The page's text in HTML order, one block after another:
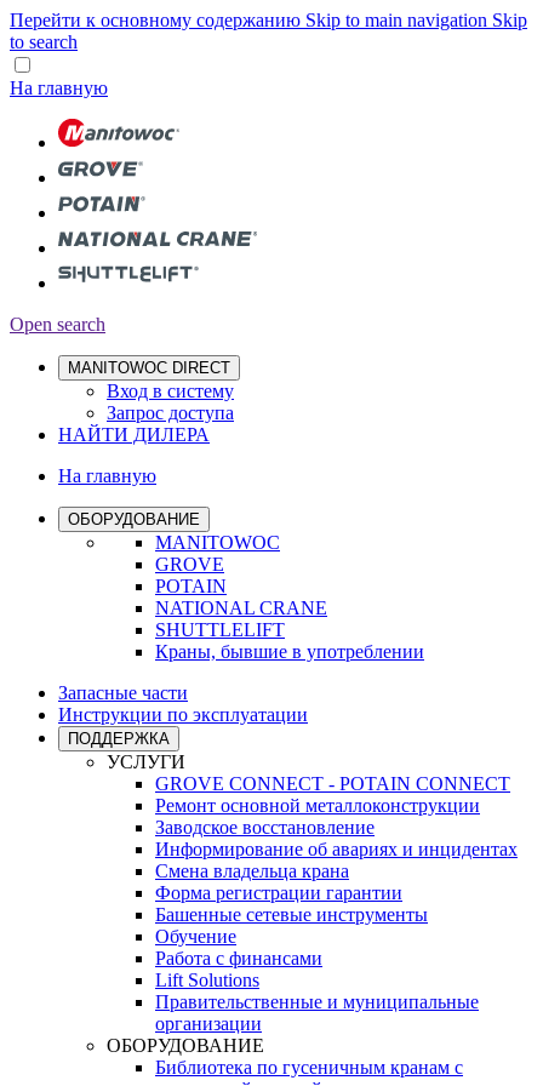
Перейти к основному содержанию Skip to main navigation Skip
to search
На главную
Open search
MANITOWOC DIRECT
Вход в систему
Запрос доступа
НАЙТИ ДИЛЕРА
На главную
ОБОРУДОВАНИЕ
MANITOWOC
GROVE
POTAIN
NATIONAL CRANE
SHUTTLELIFT
Краны, бывшие в употреблении
Запасные части
Инструкции по эксплуатации
ПОДДЕРЖКА
УСЛУГИ
GROVE CONNECT - POTAIN CONNECT
Ремонт основной металлоконструкции
Заводское восстановление
Информирование об авариях и инцидентах
Смена владельца крана
Форма регистрации гарантии
Башенные сетевые инструменты
Обучение
Работа с финансами
Lift Solutions
Правительственные и муниципальные
организации
ОБОРУДОВАНИЕ
Библиотека по гусеничным кранам с